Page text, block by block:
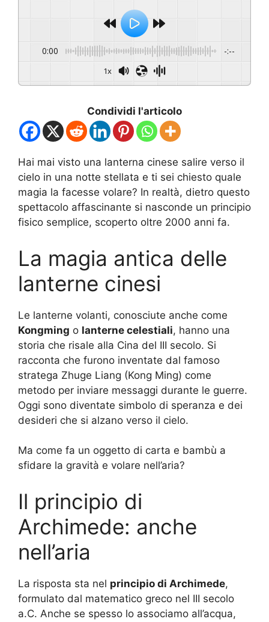
0:00 -:--
1x
Condividi l'articolo
Hai mai visto una lanterna cinese salire verso il
cielo in una notte stellata e ti sei chiesto quale
magia la facesse volare? In realtà, dietro questo
spettacolo affascinante si nasconde un principio
fisico semplice, scoperto oltre 2000 anni fa.
La magia antica delle
lanterne cinesi
Le lanterne volanti, conosciute anche come
Kongming o lanterne celestiali, hanno una
storia che risale alla Cina del III secolo. Si
racconta che furono inventate dal famoso
stratega Zhuge Liang (Kong Ming) come
metodo per inviare messaggi durante le guerre.
Oggi sono diventate simbolo di speranza e dei
desideri che si alzano verso il cielo.
Ma come fa un oggetto di carta e bambù a
sfidare la gravità e volare nell’aria?
Il principio di
Archimede: anche
nell’aria
La risposta sta nel principio di Archimede,
formulato dal matematico greco nel III secolo
a.C. Anche se spesso lo associamo all’acqua,